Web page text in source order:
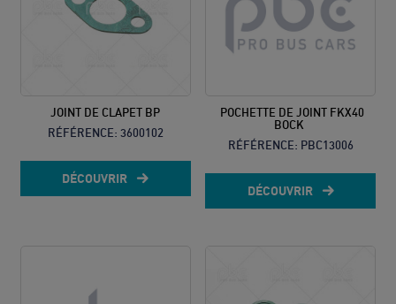
JOINT DE CLAPET BP
RÉFÉRENCE: 3600102
DÉCOUVRIR
POCHETTE DE JOINT FKX40
BOCK
RÉFÉRENCE: PBC13006
DÉCOUVRIR